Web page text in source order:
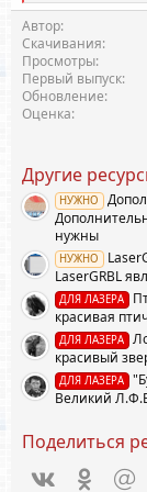
а
к
ц
и
и
:
Автор
Скачивания
Просмотры
Первый выпуск
Обновление
Оценка
Другие
НУЖНО
нужны
НУЖНО
LaserGRBL
ДЛЯ ЛАЗЕРА
красивая
ДЛЯ ЛАЗЕРА
красивый
ДЛЯ ЛАЗЕРА
Великий
Поделиться
Vkontakte